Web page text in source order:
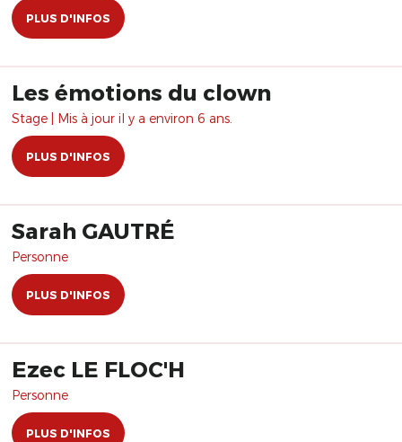
PLUS D'INFOS
Les émotions du clown
Stage | Mis à jour il y a environ 6 ans.
PLUS D'INFOS
Sarah GAUTRÉ
Personne
PLUS D'INFOS
Ezec LE FLOC'H
Personne
PLUS D'INFOS